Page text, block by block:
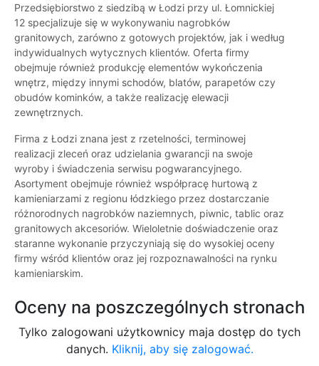
Przedsiębiorstwo z siedzibą w Łodzi przy ul. Łomnickiej
12 specjalizuje się w wykonywaniu nagrobków
granitowych, zarówno z gotowych projektów, jak i według
indywidualnych wytycznych klientów. Oferta firmy
obejmuje również produkcję elementów wykończenia
wnętrz, między innymi schodów, blatów, parapetów czy
obudów kominków, a także realizację elewacji
zewnętrznych.
Firma z Łodzi znana jest z rzetelności, terminowej
realizacji zleceń oraz udzielania gwarancji na swoje
wyroby i świadczenia serwisu pogwarancyjnego.
Asortyment obejmuje również współpracę hurtową z
kamieniarzami z regionu łódzkiego przez dostarczanie
różnorodnych nagrobków naziemnych, piwnic, tablic oraz
granitowych akcesoriów. Wieloletnie doświadczenie oraz
staranne wykonanie przyczyniają się do wysokiej oceny
firmy wśród klientów oraz jej rozpoznawalności na rynku
kamieniarskim.
Oceny na poszczególnych stronach
Tylko zalogowani użytkownicy maja dostęp do tych
danych. Kliknij, aby się zalogować.